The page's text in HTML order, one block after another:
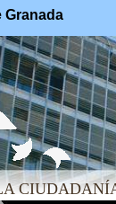
Granada